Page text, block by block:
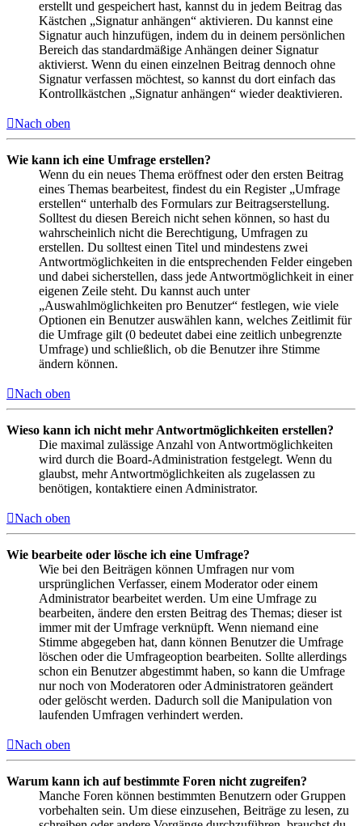
erstellt und gespeichert hast, kannst du in jedem Beitrag das
Kästchen „Signatur anhängen“ aktivieren. Du kannst eine
Signatur auch hinzufügen, indem du in deinem persönlichen
Bereich das standardmäßige Anhängen deiner Signatur
aktivierst. Wenn du einen einzelnen Beitrag dennoch ohne
Signatur verfassen möchtest, so kannst du dort einfach das
Kontrollkästchen „Signatur anhängen“ wieder deaktivieren.
Nach oben
Wie kann ich eine Umfrage erstellen?
Wenn du ein neues Thema eröffnest oder den ersten Beitrag
eines Themas bearbeitest, findest du ein Register „Umfrage
erstellen“ unterhalb des Formulars zur Beitragserstellung.
Solltest du diesen Bereich nicht sehen können, so hast du
wahrscheinlich nicht die Berechtigung, Umfragen zu
erstellen. Du solltest einen Titel und mindestens zwei
Antwortmöglichkeiten in die entsprechenden Felder eingeben
und dabei sicherstellen, dass jede Antwortmöglichkeit in einer
eigenen Zeile steht. Du kannst auch unter
„Auswahlmöglichkeiten pro Benutzer“ festlegen, wie viele
Optionen ein Benutzer auswählen kann, welches Zeitlimit für
die Umfrage gilt (0 bedeutet dabei eine zeitlich unbegrenzte
Umfrage) und schließlich, ob die Benutzer ihre Stimme
ändern können.
Nach oben
Wieso kann ich nicht mehr Antwortmöglichkeiten erstellen?
Die maximal zulässige Anzahl von Antwortmöglichkeiten
wird durch die Board-Administration festgelegt. Wenn du
glaubst, mehr Antwortmöglichkeiten als zugelassen zu
benötigen, kontaktiere einen Administrator.
Nach oben
Wie bearbeite oder lösche ich eine Umfrage?
Wie bei den Beiträgen können Umfragen nur vom
ursprünglichen Verfasser, einem Moderator oder einem
Administrator bearbeitet werden. Um eine Umfrage zu
bearbeiten, ändere den ersten Beitrag des Themas; dieser ist
immer mit der Umfrage verknüpft. Wenn niemand eine
Stimme abgegeben hat, dann können Benutzer die Umfrage
löschen oder die Umfrageoption bearbeiten. Sollte allerdings
schon ein Benutzer abgestimmt haben, so kann die Umfrage
nur noch von Moderatoren oder Administratoren geändert
oder gelöscht werden. Dadurch soll die Manipulation von
laufenden Umfragen verhindert werden.
Nach oben
Warum kann ich auf bestimmte Foren nicht zugreifen?
Manche Foren können bestimmten Benutzern oder Gruppen
vorbehalten sein. Um diese einzusehen, Beiträge zu lesen, zu